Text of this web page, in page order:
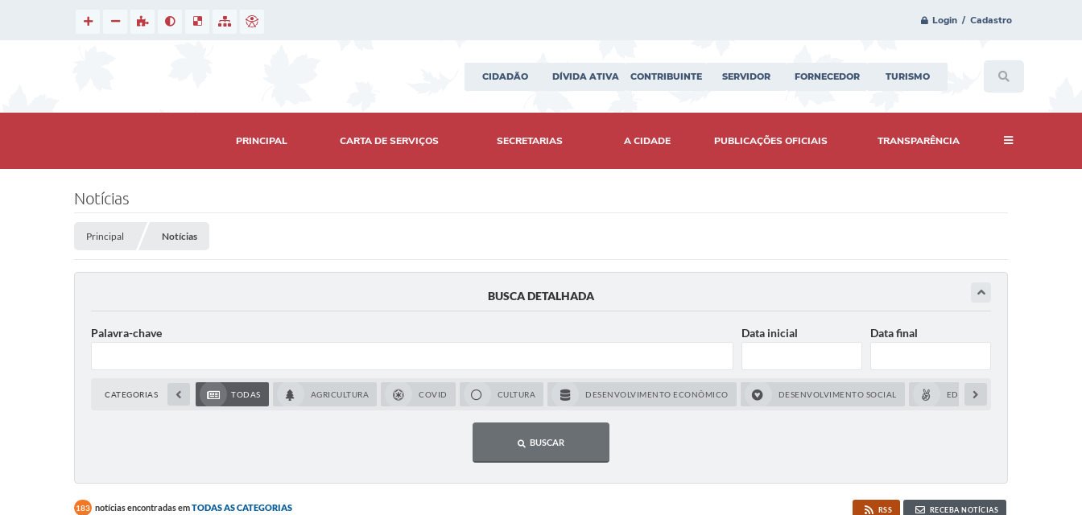
Login / Cadastro
CIDADÃO DÍVIDA ATIVA CONTRIBUINTE SERVIDOR FORNECEDOR TURISMO
PRINCIPAL CARTA DE SERVIÇOS SECRETARIAS A CIDADE PUBLICAÇÕES OFICIAIS TRANSPARÊNCIA
Notícias
Principal Notícias
BUSCA DETALHADA
Palavra-chave Data inicial Data final
CATEGORIAS TODAS AGRICULTURA COVID CULTURA DESENVOLVIMENTO ECONÔMICO DESENVOLVIMENTO SOCIAL EDUCAÇÃO
BUSCAR
183 notícias encontradas emTODAS AS CATEGORIAS RSS RECEBA NOTÍCIAS